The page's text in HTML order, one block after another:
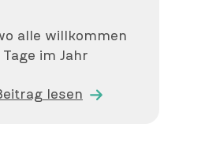
alle willkommen
im Jahr
lesen